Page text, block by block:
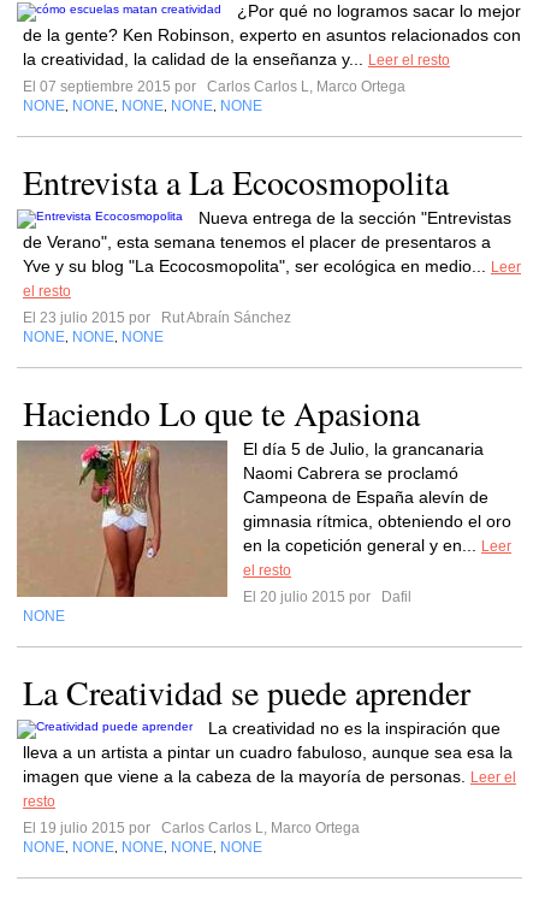
¿Por qué no logramos sacar lo mejor
de la gente? Ken Robinson, experto en asuntos relacionados con
la creatividad, la calidad de la enseñanza y...
Leer el resto
El 07 septiembre 2015 por
Carlos Carlos L, Marco Ortega
NONE NONE NONE NONE NONE
Entrevista a La Ecocosmopolita
Nueva entrega de la sección "Entrevistas
de Verano", esta semana tenemos el placer de presentaros a
Yve y su blog "La Ecocosmopolita", ser ecológica en medio...
Leer
el resto
El 23 julio 2015 por
Rut Abraín Sánchez
NONE NONE NONE
Haciendo Lo que te Apasiona
El día 5 de Julio, la grancanaria
Naomi Cabrera se proclamó
Campeona de España alevín de
gimnasia rítmica, obteniendo el oro
en la copetición general y en...
Leer
el resto
El 20 julio 2015 por
Dafil
NONE
La Creatividad se puede aprender
La creatividad no es la inspiración que
lleva a un artista a pintar un cuadro fabuloso, aunque sea esa la
imagen que viene a la cabeza de la mayoría de personas.
Leer el
resto
El 19 julio 2015 por
Carlos Carlos L, Marco Ortega
NONE NONE NONE NONE NONE